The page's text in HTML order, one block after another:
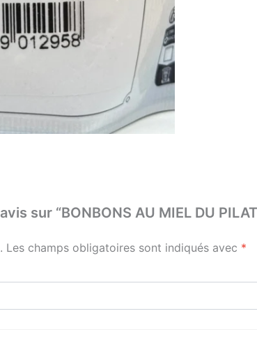
sur “BONBONS AU MIEL DU PILAT
Les champs obligatoires sont indiqués avec *